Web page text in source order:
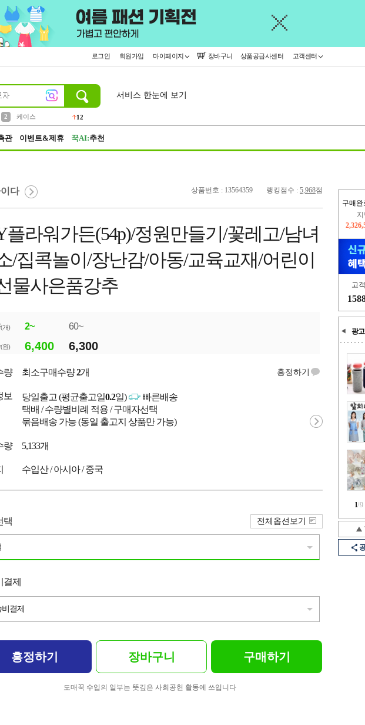
로그인 회원가입 마이페이지 장바구니 상품공급사센터 고객센터
2
케이스
12
서비스 한눈에 보기
관 이벤트&제휴 꾹AI:추천
구매완
고
광고
1/9
상품번호 : 13564359 랭킹점수 : 5,968점
다
플라워가든(54p)/정원만들기/꽃레고/남녀
/집콕놀이/장난감/아동/교육교재/어린이
물사은품강추
(개) 2~
60~
(원) 6,400 6,300
량 최소구매수량2개 흥정하기
보 당일출고 (평균출고일0.2일)
빠른배송
택배 / 수량별비례 적용 / 구매자선택
묶음배송 가능 (동일 출고지 상품만 가능)
량 5,133개
수입산 / 아시아 / 중국
택 전체옵션보기
결제
결제
흥정하기 장바구니 구매하기
도매꾹 수입의 일부는 뜻깊은 사회공헌 활동에 쓰입니다